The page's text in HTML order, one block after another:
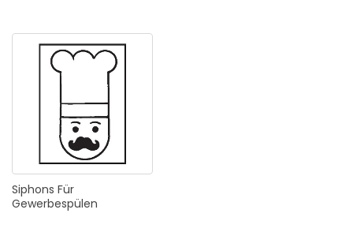
Siphons Für
Gewerbespülen